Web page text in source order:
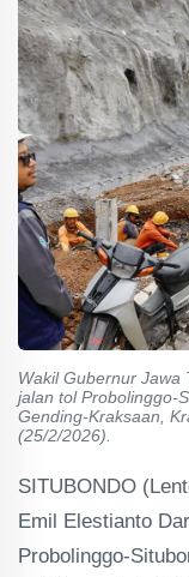
Wakil Gubernur Jawa
jalan tol Probolinggo-
Gending-Kraksaan,
(25/2/2026).
SITUBONDO
Emil Elestianto
Probolinggo-